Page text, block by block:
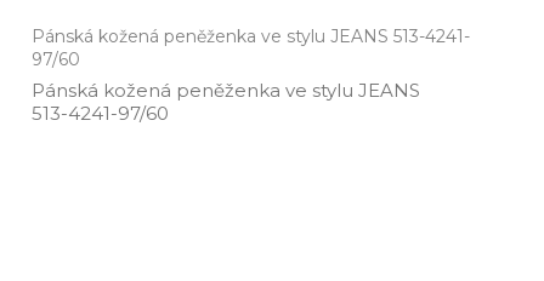
Pánská kožená peněženka ve stylu JEANS 513-4241-
97/60
Pánská kožená peněženka ve stylu JEANS
513­-4241­-97/60